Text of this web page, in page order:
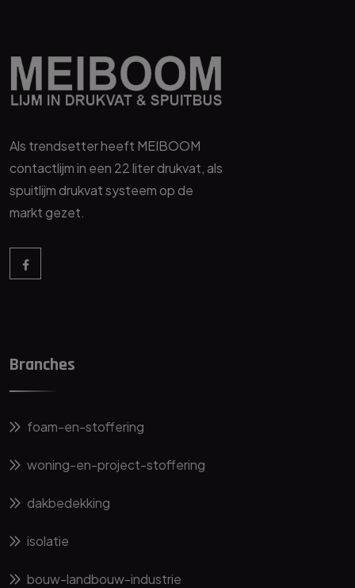
Als trendsetter heeft MEIBOOM
contactlijm in een 22 liter drukvat, als
spuitlijm drukvat systeem op de
markt gezet.
Branches
foam-en-stoffering
woning-en-project-stoffering
dakbedekking
isolatie
bouw-landbouw-industrie